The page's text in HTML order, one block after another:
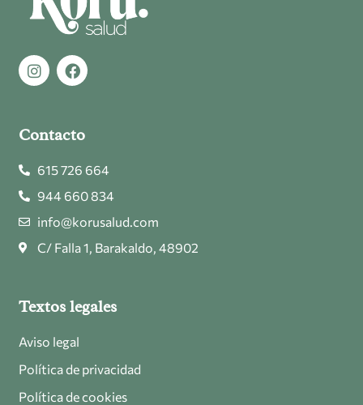
Contacto
615 726 664
944 660 834
info@korusalud.com
C/ Falla 1, Barakaldo, 48902
Textos legales
Aviso legal
Política de privacidad
Política de cookies